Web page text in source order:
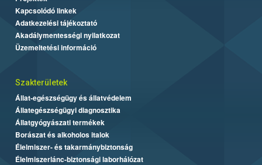
Kapcsolódó linkek
Adatkezelési tájékoztató
Akadálymentességi nyilatkozat
Üzemeltetési információ
Szakterületek
Állat-egészségügy és állatvédelem
Állategészségügyi diagnosztika
Állatgyógyászati termékek
Borászat és alkoholos italok
Élelmiszer- és takarmánybiztonság
Élelmiszerlánc-biztonsági laborhálózat